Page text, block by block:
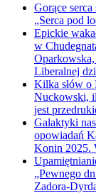
Gorące
„Serca pod
Epickie
w
Liberalnej
Kilka słów o
Nuckowski,
jest
Galaktyki
opowiadań
Konin 2025.
„Pewnego
Zadora-